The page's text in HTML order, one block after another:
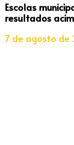
Escolas
resultados
7 de agosto de